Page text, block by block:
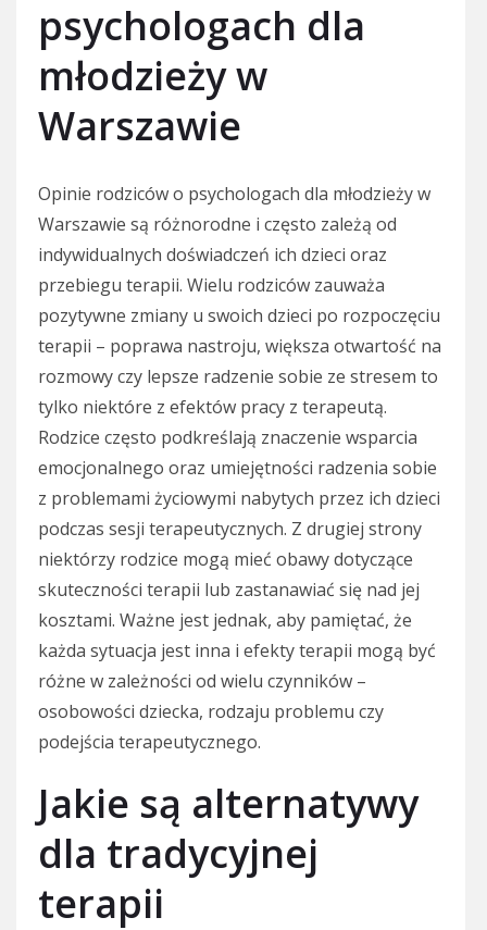
psychologach dla
młodzieży w
Warszawie
Opinie rodziców o psychologach dla młodzieży w
Warszawie są różnorodne i często zależą od
indywidualnych doświadczeń ich dzieci oraz
przebiegu terapii. Wielu rodziców zauważa
pozytywne zmiany u swoich dzieci po rozpoczęciu
terapii – poprawa nastroju, większa otwartość na
rozmowy czy lepsze radzenie sobie ze stresem to
tylko niektóre z efektów pracy z terapeutą.
Rodzice często podkreślają znaczenie wsparcia
emocjonalnego oraz umiejętności radzenia sobie
z problemami życiowymi nabytych przez ich dzieci
podczas sesji terapeutycznych. Z drugiej strony
niektórzy rodzice mogą mieć obawy dotyczące
skuteczności terapii lub zastanawiać się nad jej
kosztami. Ważne jest jednak, aby pamiętać, że
każda sytuacja jest inna i efekty terapii mogą być
różne w zależności od wielu czynników –
osobowości dziecka, rodzaju problemu czy
podejścia terapeutycznego.
Jakie są alternatywy
dla tradycyjnej
terapii